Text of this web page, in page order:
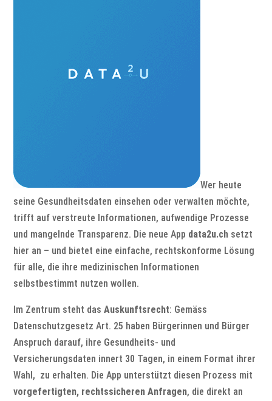
Wer heute
seine Gesundheitsdaten einsehen oder verwalten möchte,
trifft auf verstreute Informationen, aufwendige Prozesse
und mangelnde Transparenz. Die neue App data2u.ch setzt
hier an – und bietet eine einfache, rechtskonforme Lösung
für alle, die ihre medizinischen Informationen
selbstbestimmt nutzen wollen.
Im Zentrum steht dasAuskunftsrecht: Gemäss
DatenschutzgesetzArt. 25 haben Bürgerinnen und Bürger
Anspruch darauf, ihre Gesundheits- und
Versicherungsdaten innert 30 Tagen, in einem Format ihrer
Wahl, zu erhalten. Die App unterstützt diesen Prozess mit
vorgefertigten, rechtssicheren Anfragen, die direkt an